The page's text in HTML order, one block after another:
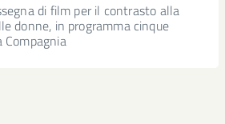
di film per il contrasto alla
donne, in programma cinque
Compagnia